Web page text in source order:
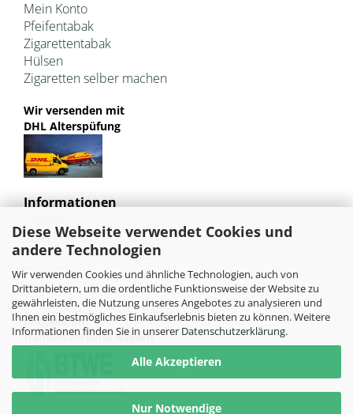
Diese Webseite verwendet Cookies und
andere Technologien
Wir verwenden Cookies und ähnliche Technologien, auch von
Drittanbietern, um die ordentliche Funktionsweise der Website zu
gewährleisten, die Nutzung unseres Angebotes zu analysieren und
Ihnen ein bestmögliches Einkaufserlebnis bieten zu können. Weitere
Informationen finden Sie in unserer Datenschutzerklärung.
Alle Akzeptieren
Nur Notwendige
Mein Konto
Pfeifentabak
Zigarettentabak
Hülsen
Zigaretten selber machen
Wir versenden mit
DHL Alterspüfung
Informationen
Jugendschutz
Bild und Markenrechte
Tabak Pedia
Weiterleitung von HU-Tobacco
Mitglied im
Handelsverband Bayern